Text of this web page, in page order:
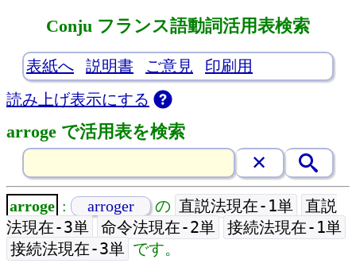
Conju フランス語動詞活用表検索
表紙へ 説明書 ご意見
印刷用
読み上げ表示にする
arroge で活用表を検索
arroge : arroger の 直説法現在-1単
直説
法現在-3単
命令法現在-2単
接続法現在-1単
接続法現在-3単 です。